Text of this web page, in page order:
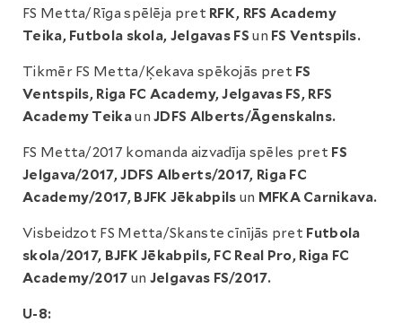
FS Metta/Rīga spēlēja pret RFK, RFS Academy
Teika, Futbola skola, Jelgavas FS un FS Ventspils.
Tikmēr FS Metta/Ķekava spēkojās pret FS
Ventspils, Riga FC Academy, Jelgavas FS, RFS
Academy Teikaun JDFS Alberts/Āgenskalns.
FS Metta/2017 komanda aizvadīja spēles pret FS
Jelgava/2017, JDFS Alberts/2017, Riga FC
Academy/2017, BJFK Jēkabpils un MFKA Carnikava.
Visbeidzot FS Metta/Skanste cīnījās pret Futbola
skola/2017, BJFK Jēkabpils, FC Real Pro, Riga FC
Academy/2017 un Jelgavas FS/2017.
U-8: